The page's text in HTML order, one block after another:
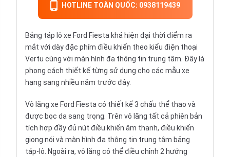
HOTLINE TOÀN QUỐC: 0938119439
Bảng táp lô xe Ford Fiesta khá hiện đại thời điểm ra
mắt với dày đặc phím điều khiển theo kiểu điện thoại
Vertu cùng với màn hình đa thông tin trung tâm. Đây là
phong cách thiết kế từng sử dụng cho các mẫu xe
hạng sang nhiều năm trước đây.
Vô lăng xe Ford Fiesta có thiết kế 3 chấu thể thao và
được bọc da sang trọng. Trên vô lăng tất cả phiên bản
tích hợp đầy đủ nút điều khiển âm thanh, điều khiển
giọng nói và màn hình đa thông tin trung tâm bảng
táp-lô. Ngoài ra, vô lăng có thể điều chỉnh 2 hướng